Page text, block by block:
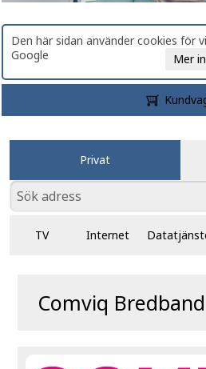
Den här sidan använder cookies för
Google
Mer
Privat
TV Internet
Comviq Bredband